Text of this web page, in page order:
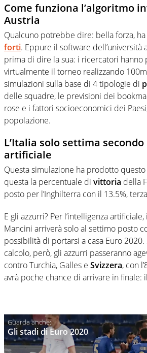
Come funziona l’algoritmo
Austria
Qualcuno potrebbe dire: bella forza, ha
forti. Eppure il software dell’università
prima di dire la sua: i ricercatori hanno
virtualmente il torneo realizzando
simulazioni sulla base di 4 tipologie di
delle squadre, le previsioni dei
rose e i fattori socioeconomici dei
popolazione.
L’Italia solo settima
artificiale
Questa simulazione ha prodotto
questa la percentuale di vittoria della
posto per l’Inghilterra con il 13.5%,
E gli azzurri? Per l’intelligenza artificiale,
Mancini arriverà solo al settimo posto
possibilità di portarsi a casa Euro
calcolo, però, gli azzurri passeranno
contro Turchia, Galles e Svizzera, con
avrà poche chance di arrivare in finale:
Gli stadi di Euro 2020